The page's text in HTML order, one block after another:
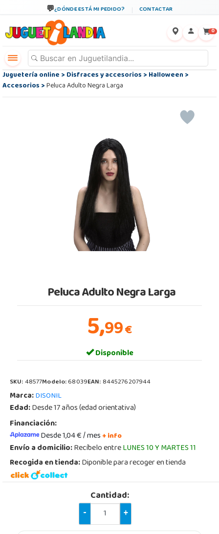
¿DÓNDE ESTÁ MI PEDIDO? CONTACTAR
0
Juguetería online>Disfraces y accesorios>Halloween>
Accesorios>Peluca Adulto Negra Larga
Peluca Adulto Negra Larga
5,99€
Disponible
SKU:48577Modelo:68039EAN:8445276207944
Marca:DISONIL
Edad:Desde 17 años (edad orientativa)
Financiación:
Desde 1,04 € / mes+ info
Envío a domicilio:Recíbelo entreLUNES 10 Y MARTES 11
Recogida en tienda:Diponible para recoger en tienda
Cantidad:
-
+